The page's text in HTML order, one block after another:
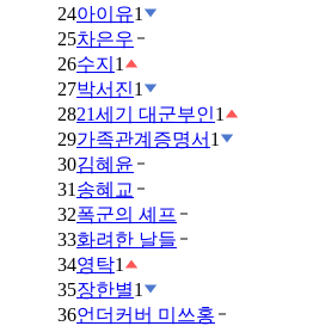
24아이유1
25차은우
26수지 1
27박서진1
2821세기 대군부인1
29가족관계증명서 1
30김혜윤
31 송혜교
32폭군의 셰프
33화려한 날들
34영탁1
35장한별1
36언더커버 미쓰홍